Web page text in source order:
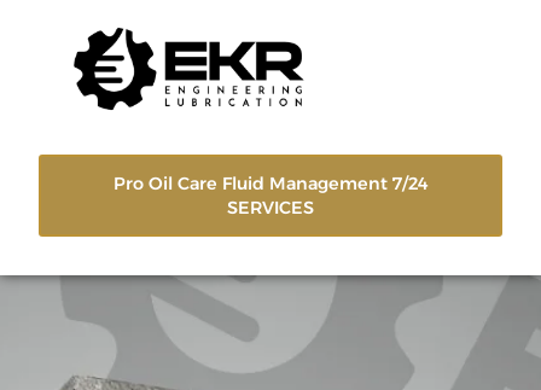
Pro Oil Care Fluid Management 7/24
SERVICES